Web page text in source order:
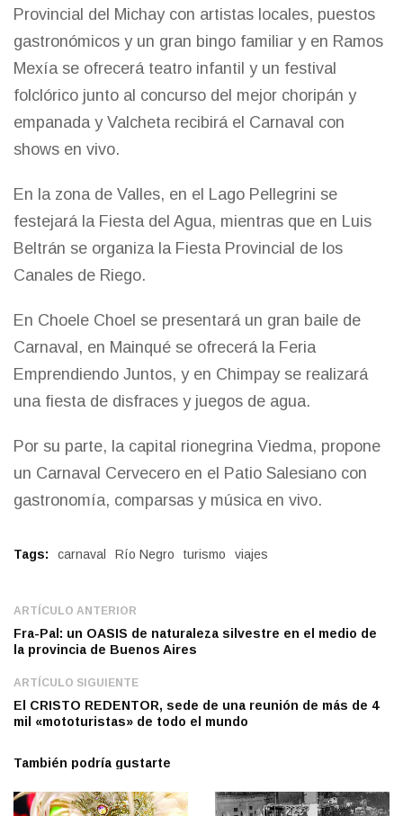
Provincial del Michay con artistas locales, puestos
gastronómicos y un gran bingo familiar y en Ramos
Mexía se ofrecerá teatro infantil y un festival
folclórico junto al concurso del mejor choripán y
empanada y Valcheta recibirá el Carnaval con
shows en vivo.
En la zona de Valles, en el Lago Pellegrini se
festejará la Fiesta del Agua, mientras que en Luis
Beltrán se organiza la Fiesta Provincial de los
Canales de Riego.
En Choele Choel se presentará un gran baile de
Carnaval, en Mainqué se ofrecerá la Feria
Emprendiendo Juntos, y en Chimpay se realizará
una fiesta de disfraces y juegos de agua.
Por su parte, la capital rionegrina Viedma, propone
un Carnaval Cervecero en el Patio Salesiano con
gastronomía, comparsas y música en vivo.
Tags: carnaval Río Negro turismo viajes
ARTÍCULO ANTERIOR
Fra-Pal: un OASIS de naturaleza silvestre en el medio de
la provincia de Buenos Aires
ARTÍCULO SIGUIENTE
El CRISTO REDENTOR, sede de una reunión de más de 4
mil «mototuristas» de todo el mundo
También podría gustarte